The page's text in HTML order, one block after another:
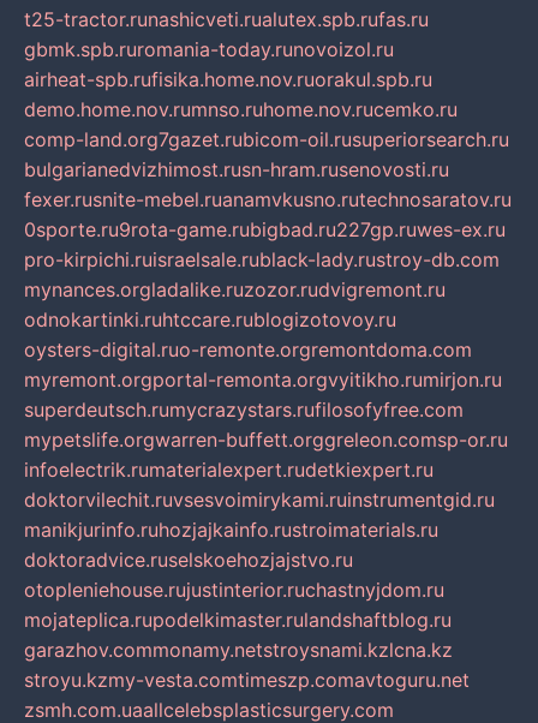
t25-tractor.runashicveti.rualutex.spb.rufas.ru
gbmk.spb.ruromania-today.runovoizol.ru
airheat-spb.rufisika.home.nov.ruorakul.spb.ru
demo.home.nov.rumnso.ruhome.nov.rucemko.ru
comp-land.org7gazet.rubicom-oil.rusuperiorsearch.ru
bulgarianedvizhimost.rusn-hram.rusenovosti.ru
fexer.rusnite-mebel.ruanamvkusno.rutechnosaratov.ru
0sporte.ru9rota-game.rubigbad.ru227gp.ruwes-ex.ru
pro-kirpichi.ruisraelsale.rublack-lady.rustroy-db.com
mynances.orgladalike.ruzozor.rudvigremont.ru
odnokartinki.ruhtccare.rublogizotovoy.ru
oysters-digital.ruo-remonte.orgremontdoma.com
myremont.orgportal-remonta.orgvyitikho.rumirjon.ru
superdeutsch.rumycrazystars.rufilosofyfree.com
mypetslife.orgwarren-buffett.orggreleon.comsp-or.ru
infoelectrik.rumaterialexpert.rudetkiexpert.ru
doktorvilechit.ruvsesvoimirykami.ruinstrumentgid.ru
manikjurinfo.ruhozjajkainfo.rustroimaterials.ru
doktoradvice.ruselskoehozjajstvo.ru
otopleniehouse.rujustinterior.ruchastnyjdom.ru
mojateplica.rupodelkimaster.rulandshaftblog.ru
garazhov.commonamy.netstroysnami.kzlcna.kz
stroyu.kzmy-vesta.comtimeszp.comavtoguru.net
zsmh.com.uaallcelebsplasticsurgery.com